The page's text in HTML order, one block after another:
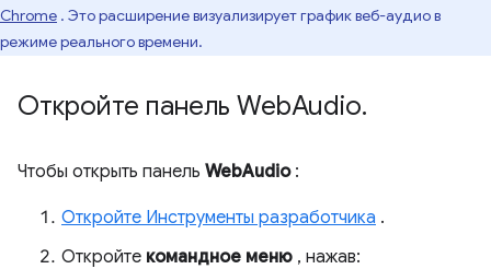
Chrome . Это расширение визуализирует график веб-аудио в
режиме реального времени.
Откройте панель WebAudio.
Чтобы открыть панель WebAudio:
Откройте Инструменты разработчика .
Откройте командное меню , нажав: